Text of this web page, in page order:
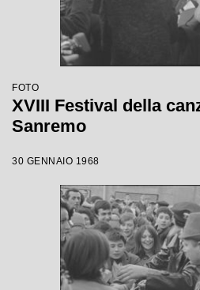
FOTO
XVIII Festival della
Sanremo
30 GENNAIO 1968